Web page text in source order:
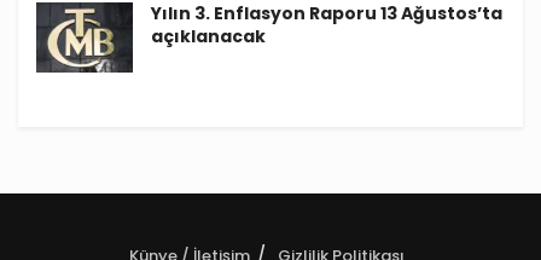
Yılın 3. Enflasyon Raporu 13 Ağustos’ta
açıklanacak
Künye / İletişim Gizlilik Politikası